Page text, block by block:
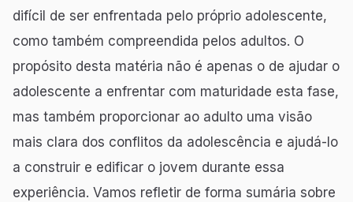
difícil de ser enfrentada pelo próprio adolescente,
como também compreendida pelos adultos. O
propósito desta matéria não é apenas o de ajudar o
adolescente a enfrentar com maturidade esta fase,
mas também proporcionar ao adulto uma visão
mais clara dos conflitos da adolescência e ajudá-lo
a construir e edificar o jovem durante essa
experiência. Vamos refletir de forma sumária sobre